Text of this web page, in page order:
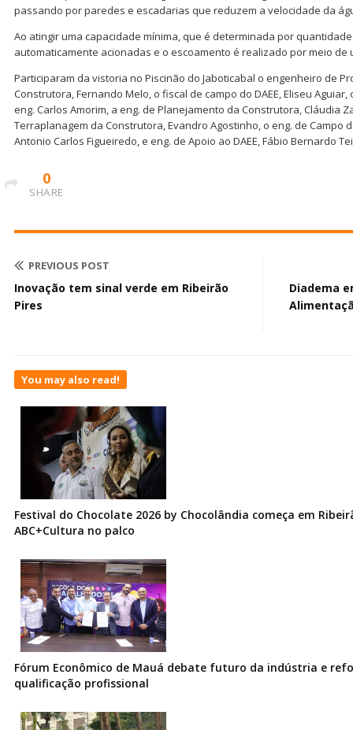
passando por paredes e escadarias que reduzem a velocidade da
Ao atingir uma capacidade mínima, que é determinada por
automaticamente acionadas e o escoamento é realizado por meio de
Participaram da vistoria no Piscinão do Jaboticabal o engenheiro de
Construtora, Fernando Melo, o fiscal de campo do DAEE, Eliseu
eng. Carlos Amorim, a eng. de Planejamento da Construtora, Cláudia
Terraplanagem da Construtora, Evandro Agostinho, o eng. de Campo
Antonio Carlos Figueiredo, e eng. de Apoio ao DAEE, Fábio Bernardo
0
SHARE
PREVIOUS POST
Inovação tem sinal verde em Ribeirão
Pires
Diadema
You may also read!
Festival do Chocolate 2026 by Chocolândia começa em
ABC+Cultura no palco
Fórum Econômico de Mauá debate futuro da indústria e
qualificação profissional